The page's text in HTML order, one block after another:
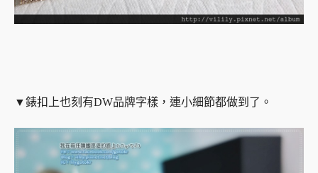
▼錶扣上也刻有DW品牌字樣，連小細節都做到了。